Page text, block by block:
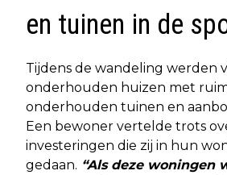
en tuinen in de
Tijdens de wandeling werden
onderhouden huizen met
onderhouden tuinen en
Een bewoner vertelde trots
investeringen die zij in hun
gedaan. “Als deze woningen